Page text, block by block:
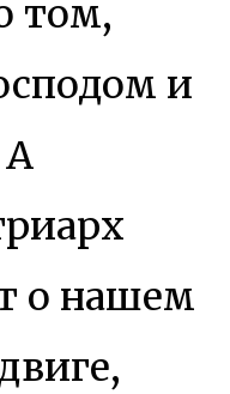
том,
и
А
о нашем